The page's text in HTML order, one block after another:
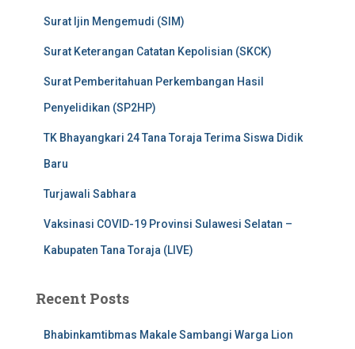
Surat Ijin Mengemudi (SIM)
Surat Keterangan Catatan Kepolisian (SKCK)
Surat Pemberitahuan Perkembangan Hasil
Penyelidikan (SP2HP)
TK Bhayangkari 24 Tana Toraja Terima Siswa Didik
Baru
Turjawali Sabhara
Vaksinasi COVID-19 Provinsi Sulawesi Selatan –
Kabupaten Tana Toraja (LIVE)
Recent Posts
Bhabinkamtibmas Makale Sambangi Warga Lion